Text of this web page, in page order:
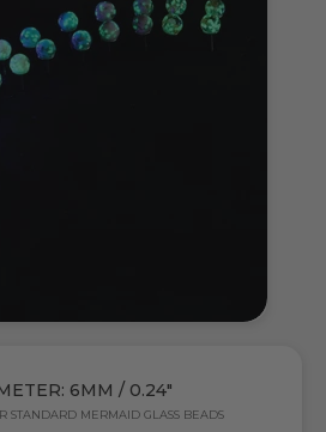
6MM / 0.24"
STANDARD MERMAID GLASS BEADS